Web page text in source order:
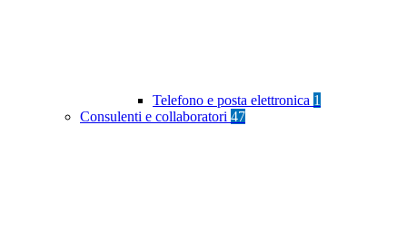
Telefono e posta elettronica 1
Consulenti e collaboratori 47